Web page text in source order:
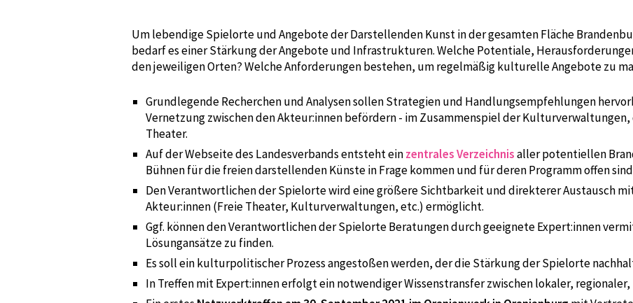
Um lebendige Spielorte und Angebote der Darstellenden Kunst in der gesamten Fläche
bedarf es einer Stärkung der Angebote und Infrastrukturen. Welche Potentiale,
den jeweiligen Orten? Welche Anforderungen bestehen, um regelmäßig kulturelle Angebote zu
Grundlegende Recherchen und Analysen sollen Strategien und Handlungsempfehlungen
Vernetzung zwischen den Akteur:innen befördern - im Zusammenspiel der
Theater.
Auf der Webseite des Landesverbands entsteht einzentrales Verzeichnisaller potentiellen
Bühnen für die freien darstellenden Künste in Frage kommen und für deren Programm offen
Den Verantwortlichen der Spielorte wird eine größere Sichtbarkeit und direkterer Austausch
Akteur:innen (Freie Theater, Kulturverwaltungen, etc.) ermöglicht.
Ggf. können den Verantwortlichen der Spielorte Beratungen durch geeignete Expert:innen
Lösungansätze zu finden.
Es soll ein kulturpolitischer Prozess angestoßen werden, der die Stärkung der Spielorte
In Treffen mit Expert:innen erfolgt ein notwendiger Wissenstransfer zwischen lokaler,